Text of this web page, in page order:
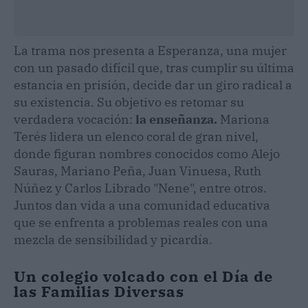
La trama nos presenta a Esperanza, una mujer
con un pasado difícil que, tras cumplir su última
estancia en prisión, decide dar un giro radical a
su existencia. Su objetivo es retomar su
verdadera vocación: la enseñanza. Mariona
Terés lidera un elenco coral de gran nivel,
donde figuran nombres conocidos como Alejo
Sauras, Mariano Peña, Juan Vinuesa, Ruth
Núñez y Carlos Librado "Nene", entre otros.
Juntos dan vida a una comunidad educativa
que se enfrenta a problemas reales con una
mezcla de sensibilidad y picardía.
Un colegio volcado con el Día de
las Familias Diversas